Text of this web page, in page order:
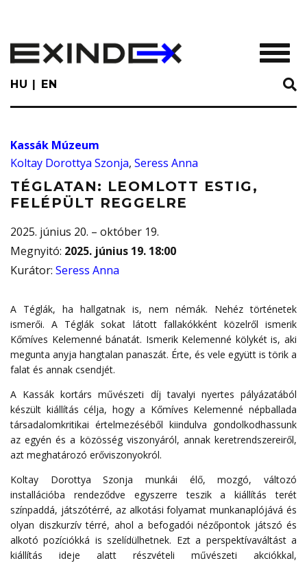
main
content
HU EN
Kassák Múzeum
Koltay Dorottya Szonja, Seress Anna
TÉGLATAN: LEOMLOTT ESTIG,
FELÉPÜLT REGGELRE
2025. június 20. – október 19.
Megnyitó: 2025. június 19. 18:00
Kurátor: Seress Anna
A Téglák, ha hallgatnak is, nem némák. Nehéz történetek
ismerői. A Téglák sokat látott fallakókként közelről ismerik
Kőmíves Kelemenné bánatát. Ismerik Kelemenné kölykét is, aki
megunta anyja hangtalan panaszát. Érte, és vele együtt is törik a
falat és annak csendjét.
A Kassák kortárs művészeti díj tavalyi nyertes pályázatából
készült kiállítás célja, hogy a Kőmíves Kelemenné népballada
társadalomkritikai értelmezéséből kiindulva gondolkodhassunk
az egyén és a közösség viszonyáról, annak keretrendszereiről,
azt meghatározó erőviszonyokról.
Koltay Dorottya Szonja munkái élő, mozgó, változó
installációba rendeződve egyszerre teszik a kiállítás terét
színpaddá, játszótérré, az alkotási folyamat munkanaplójává és
olyan diszkurzív térré, ahol a befogadói nézőpontok játszó és
alkotó pozíciókká is szelídülhetnek. Ezt a perspektívaváltást a
kiállítás ideje alatt részvételi művészeti akciókkal,